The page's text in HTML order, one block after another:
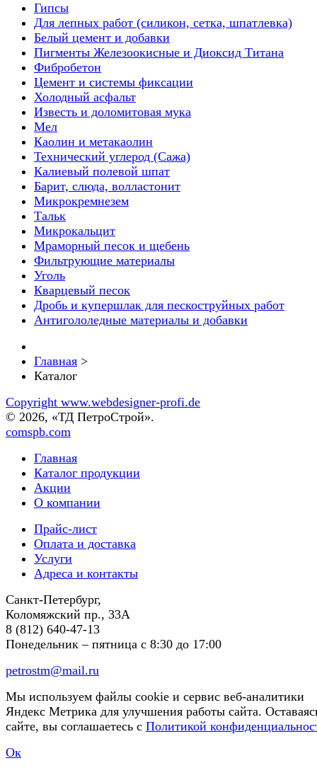
Гипсы
Для лепных работ (силикон, сетка, шпатлевка)
Белый цемент и добавки
Пигменты Железоокисные и Диоксид Титана
Фибробетон
Цемент и системы фиксации
Холодный асфальт
Известь и доломитовая мука
Мел
Каолин и метакаолин
Технический углерод (Сажа)
Калиевый полевой шпат
Барит, слюда, волластонит
Микрокремнезем
Тальк
Микрокальцит
Мраморный песок и щебень
Фильтрующие материалы
Уголь
Кварцевый песок
Дробь и купершлак для пескоструйных работ
Антигололедные материалы и добавки
Главная >
Каталог
Copyright www.webdesigner-profi.de
© 2026, «ТД ПетроСтрой».
comspb.com
Главная
Каталог продукции
Акции
О компании
Прайс-лист
Оплата и доставка
Услуги
Адреса и контакты
Санкт-Петербург,
Коломяжский пр., 33А
8 (812) 640-47-13
Понедельник – пятница с 8:30 до 17:00
petrostm@mail.ru
Мы используем файлы cookie и сервис веб-аналитики
Яндекс Метрика для улучшения работы сайта.
сайте, вы соглашаетесь с Политикой
Ок